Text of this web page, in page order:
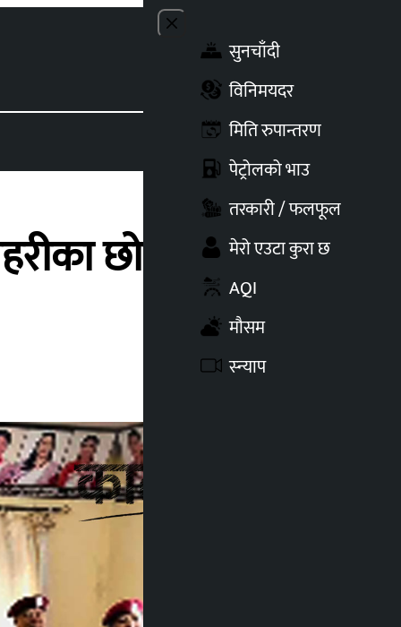
Close menu
सुनचाँदी
विनिमयदर
मिति रुपान्तरण
पेट्रोलको भाउ
तरकारी / फलफूल
मेरो एउटा कुरा छ
AQI
मौसम
स्न्याप
छोराछोरीलाई